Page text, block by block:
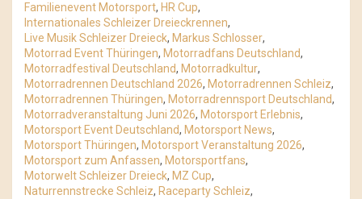
Familienevent Motorsport, HR Cup,
Internationales Schleizer Dreieckrennen,
Live Musik Schleizer Dreieck, Markus Schlosser,
Motorrad Event Thüringen, Motorradfans Deutschland,
Motorradfestival Deutschland, Motorradkultur,
Motorradrennen Deutschland 2026, Motorradrennen Schleiz,
Motorradrennen Thüringen, Motorradrennsport Deutschland,
Motorradveranstaltung Juni 2026, Motorsport Erlebnis,
Motorsport Event Deutschland, Motorsport News,
Motorsport Thüringen, Motorsport Veranstaltung 2026,
Motorsport zum Anfassen, Motorsportfans,
Motorwelt Schleizer Dreieck, MZ Cup,
Naturrennstrecke Schleiz, Raceparty Schleiz,